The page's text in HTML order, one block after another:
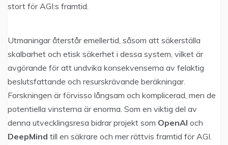
stort för AGI:s framtid.
Utmaningar återstår emellertid, såsom att säkerställa
skalbarhet och etisk säkerhet i dessa system, vilket är
avgörande för att undvika konsekvenserna av felaktig
beslutsfattande och resurskrävande beräkningar.
Forskningen är förvisso långsam och komplicerad, men de
potentiella vinsterna är enorma. Som en viktig del av
denna utvecklingsresa bidrar projekt som OpenAI och
DeepMind till en säkrare och mer rättvis framtid för AGI.